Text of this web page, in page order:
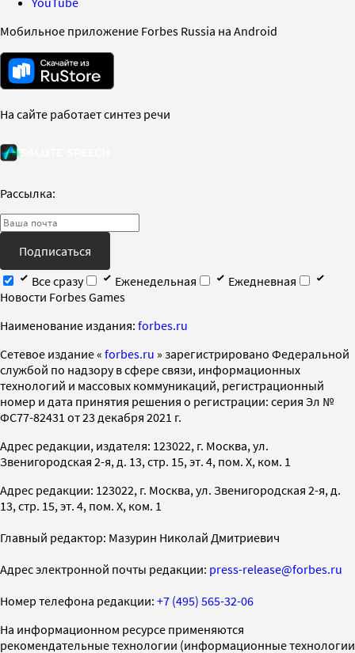
Мобильное приложение Forbes Russia на Android
На сайте работает синтез речи
Рассылка:
Подписаться
Все сразу
Еженедельная
Ежедневная
Новости Forbes Games
Наименование издания: forbes.ru
Cетевое издание « forbes.ru » зарегистрировано Федеральной
службой по надзору в сфере связи, информационных
технологий и массовых коммуникаций, регистрационный
номер и дата принятия решения о регистрации: серия Эл №
ФС77-82431 от 23 декабря 2021 г.
Адрес редакции, издателя: 123022, г. Москва, ул.
Звенигородская 2-я, д. 13, стр. 15, эт. 4, пом. X, ком. 1
Адрес редакции: 123022, г. Москва, ул. Звенигородская 2-я, д.
13, стр. 15, эт. 4, пом. X, ком. 1
Главный редактор: Мазурин Николай Дмитриевич
Адрес электронной почты редакции: press-release@forbes.ru
Номер телефона редакции: +7 (495) 565-32-06
На информационном ресурсе применяются
рекомендательные технологии (информационные технологии